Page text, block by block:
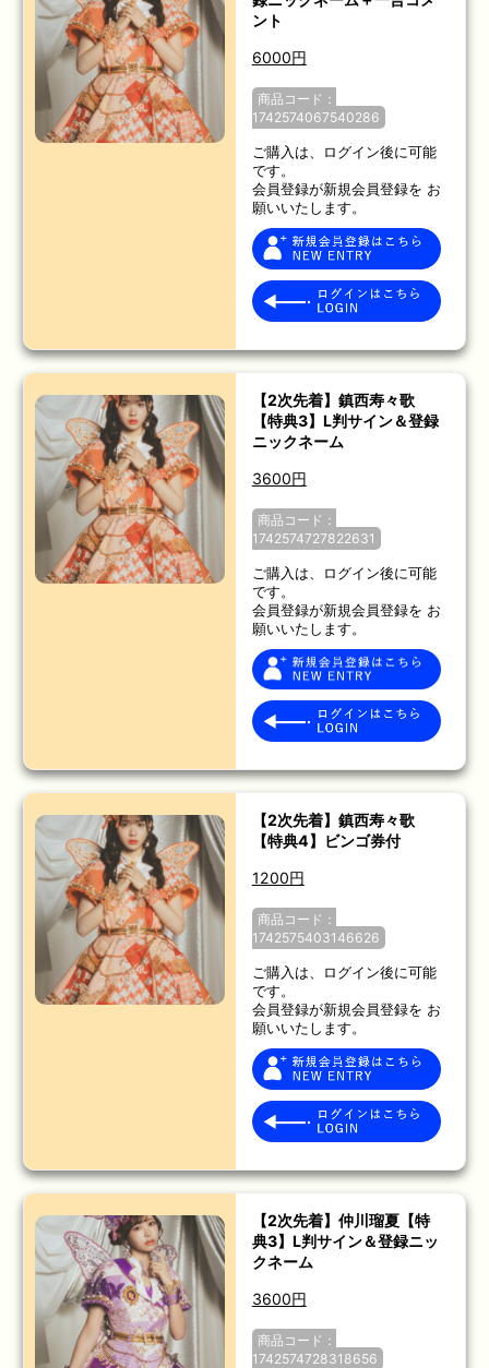
ント
6000円
商品コード：
1742574067540286
ご購入は、ログイン後に可能
です。
会員登録が新規会員登録を お
願いいたします。
【2次先着】鎮西寿々歌
【特典3】L判サイン＆登録
ニックネーム
3600円
商品コード：
1742574727822631
ご購入は、ログイン後に可能
です。
会員登録が新規会員登録を お
願いいたします。
【2次先着】鎮西寿々歌
【特典4】ビンゴ券付
1200円
商品コード：
1742575403146626
ご購入は、ログイン後に可能
です。
会員登録が新規会員登録を お
願いいたします。
【2次先着】仲川瑠夏【特
典3】L判サイン＆登録ニッ
クネーム
3600円
商品コード：
1742574728318656